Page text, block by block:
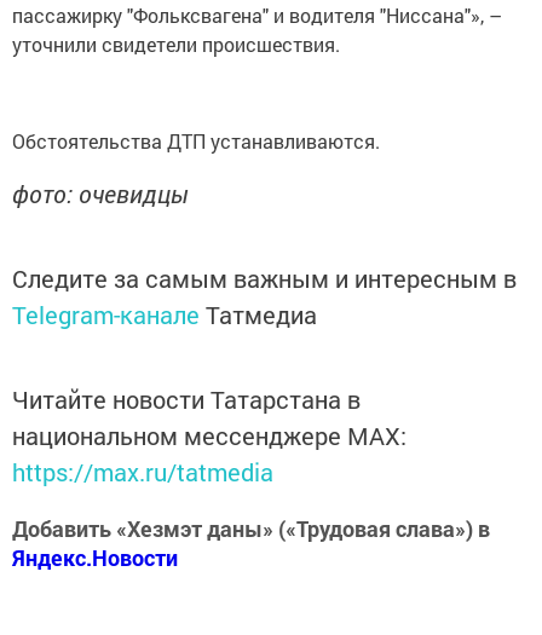
пассажирку "Фольксвагена" и водителя "Ниссана"», –
уточнили свидетели происшествия.
Обстоятельства ДТП устанавливаются.
фото: очевидцы
Следите за самым важным и интересным в
Telegram-канале Татмедиа
Читайте новости Татарстана в
национальном мессенджере MАХ:
https://max.ru/tatmedia
Добавить «Хезмэт даны» («Трудовая слава») в
Яндекс.Новости